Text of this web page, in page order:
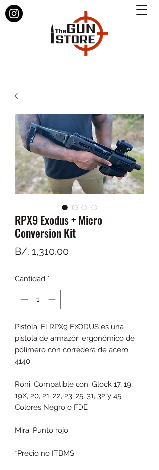
RPX9 Exodus + Micro
Conversion Kit
B/. 1,310.00Precio
Cantidad *
Pistola: El RPX9 EXODUS es una
pistola de armazón ergonómico de
polímero con corredera de acero
4140.
Roni: Compatible con: Glock 17, 19,
19X, 20, 21, 22, 23, 25, 31, 32 y 45.
Colores Negro o FDE
Mira: Punto rojo.
*Precio no ITBMS.